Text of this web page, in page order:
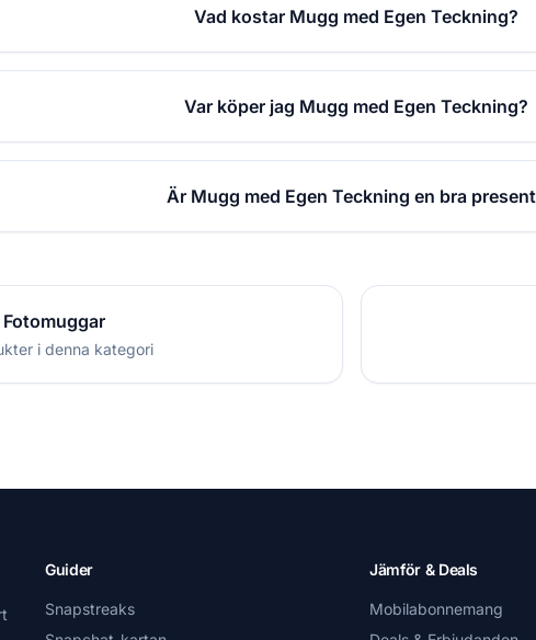
Vad kostar Mugg med Egen Teckning?
Var köper jag Mugg med Egen Teckning?
Är Mugg med Egen Teckning en bra
Fotomuggar
i denna kategori
Guider
Snapstreaks
Jämför & Deals
Mobilabonnemang